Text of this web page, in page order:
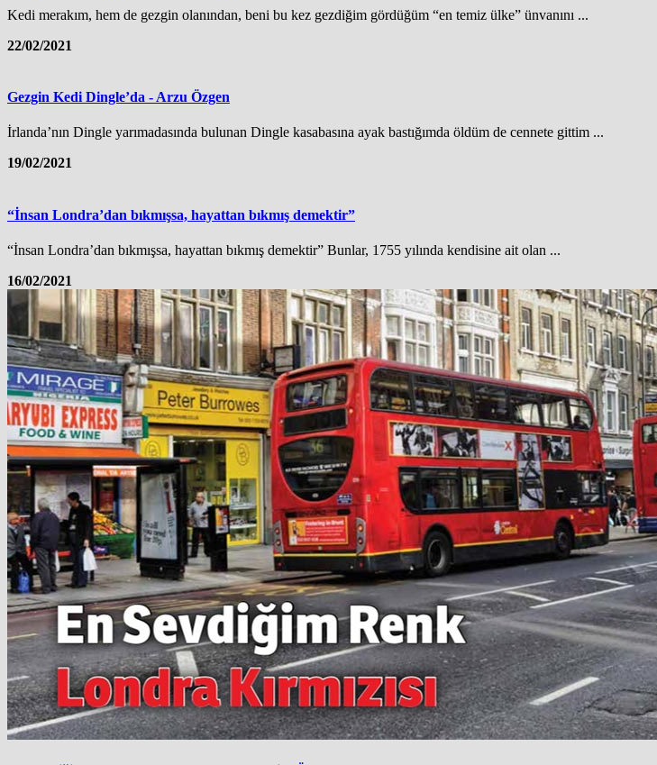
Kedi merakım, hem de gezgin olanından, beni bu kez gezdiğim gördüğüm “en temiz ülke” ünvanını ...
22/02/2021
Gezgin Kedi Dingle’da - Arzu Özgen
İrlanda’nın Dingle yarımadasında bulunan Dingle kasabasına ayak bastığımda öldüm de cennete gittim ...
19/02/2021
“İnsan Londra’dan bıkmışsa, hayattan bıkmış demektir”
“İnsan Londra’dan bıkmışsa, hayattan bıkmış demektir” Bunlar, 1755 yılında kendisine ait olan ...
16/02/2021